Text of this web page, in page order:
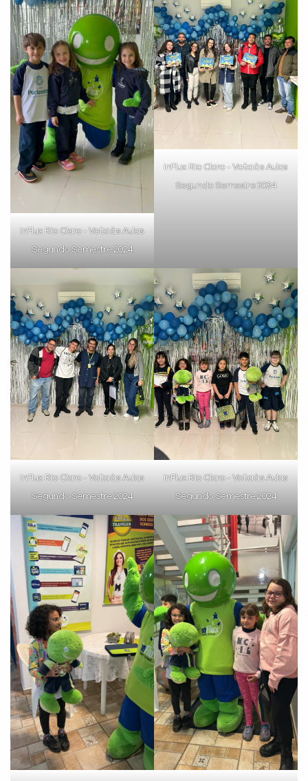
inFlux Rio Claro - Volta às Aulas
Segundo Semestre 2024
inFlux Rio Claro - Volta às Aulas
Segundo Semestre 2024
inFlux Rio Claro - Volta às Aulas
Segundo Semestre 2024
inFlux Rio Claro - Volta às Aulas
Segundo Semestre 2024